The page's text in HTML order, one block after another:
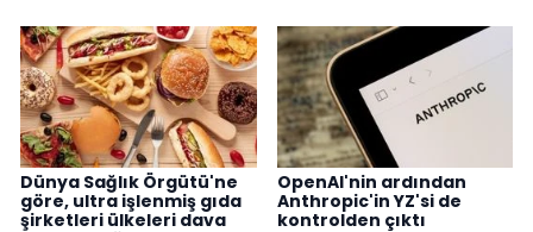
Dünya Sağlık Örgütü'ne
göre, ultra işlenmiş gıda
şirketleri ülkeleri dava
OpenAI'nin ardından
Anthropic'in YZ'si de
kontrolden çıktı